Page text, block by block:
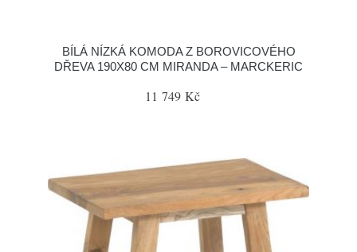
BÍLÁ NÍZKÁ KOMODA Z BOROVICOVÉHO
DŘEVA 190X80 CM MIRANDA – MARCKERIC
11 749 Kč